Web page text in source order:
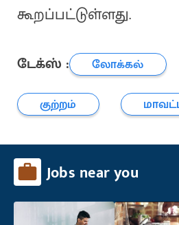
கூறப்பட்டுள்ளது.
டேக்ஸ் :
லோக்கல்
குற்றம்
Jobs near you